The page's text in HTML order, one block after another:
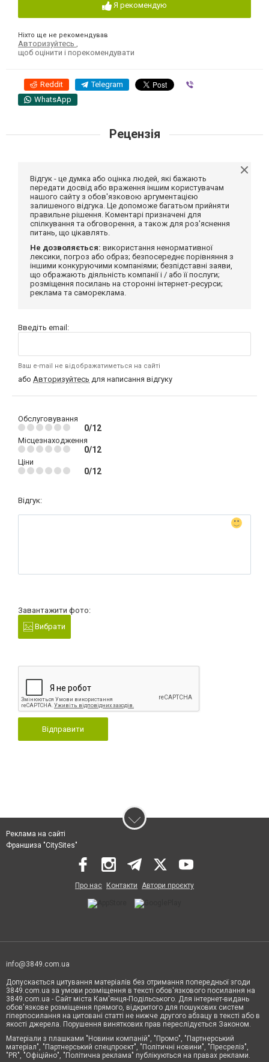
Я рекомендую
Ніхто ще не рекомендував
Авторизуйтесь
щоб оцінити і порекомендувати
Reddit Telegram
WhatsApp
Рецензія
Відгук - це думка або оцінка людей, які бажають
передати досвід або враження іншим користувачам
нашого сайту з обов'язковою аргументацією
залишеного відгука. Це допоможе багатьом прийняти
правильне рішення. Коментарі призначені для
спілкування та обговорення, а також для роз'яснення
питань, що цікавлять.
Не дозволяється: використання ненормативної
лексики, погроз або образ; безпосереднє порівняння з
іншими конкуруючими компаніями; безпідставні заяви,
що ображають діяльність компанії і / або її послуги;
розміщення посилань на сторонні інтернет-ресурси;
реклама та самореклама.
Введіть email:
Ваш e-mail не відображатиметься на сайті
або Авторизуйтесь для написання відгуку
Обслуговування
0/12
Місцезнаходження
0/12
Ціни
0/12
Відгук:
Завантажити фото:
Вибрати
Відправити
Реклама на сайті
Франшиза "CitySites"
Про нас Контакти Автори проєкту
info@3849.com.ua
Допускається цитування матеріалів без отримання попередньої згоди
3849.com.ua за умови розміщення в тексті обов'язкового посилання на
3849.com.ua - Сайт міста Кам'янця-Подільського. Для інтернет-видань
обов'язкове розміщення прямого, відкритого для пошукових систем
гіперпосилання на цитовані статті не нижче другого абзацу в тексті або в
якості джерела. Порушення виняткових прав переслідується Законом.
Матеріали з плашками "Новини компаній", "Промо", "Партнерський
матеріал", "Партнерський спецпроєкт", "Політичні новини", "Пресреліз",
"PR", "Офіційно", "Політична реклама" публікуються на правах реклами.